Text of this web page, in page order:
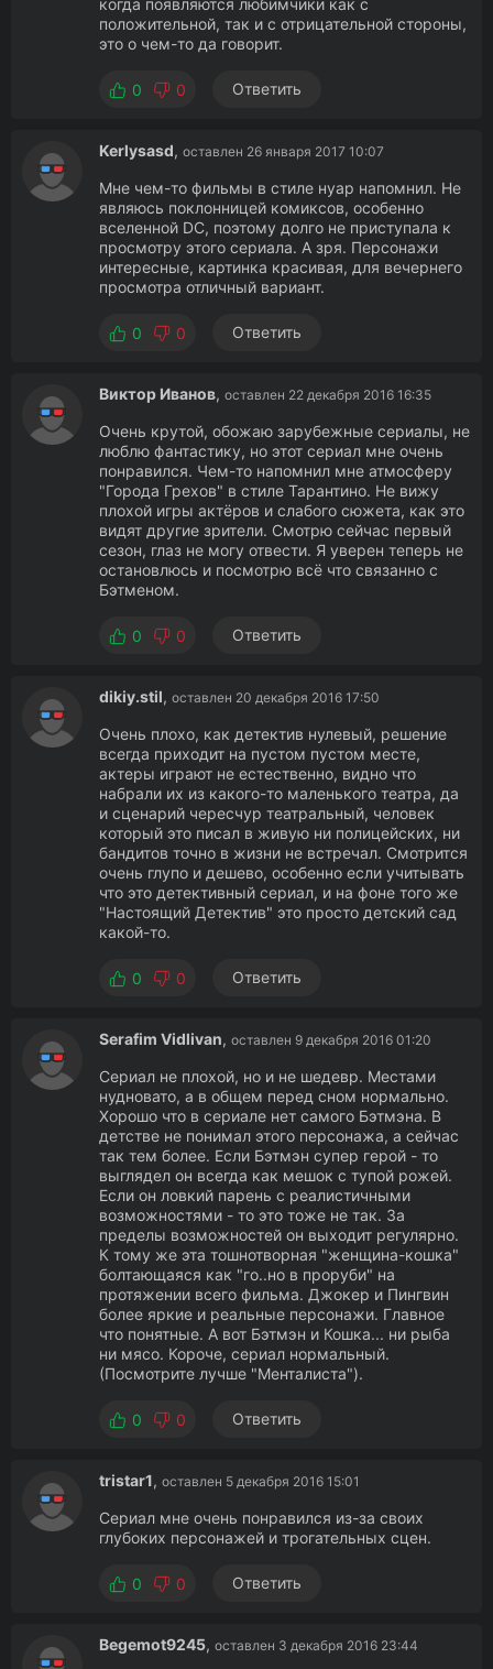
когда появляются любимчики как с
положительной, так и с отрицательной стороны,
это о чем-то да говорит.
0 0 Ответить
Kerlysasd, оставлен 26 января 2017 10:07
Мне чем-то фильмы в стиле нуар напомнил. Не
являюсь поклонницей комиксов, особенно
вселенной DC, поэтому долго не приступала к
просмотру этого сериала. А зря. Персонажи
интересные, картинка красивая, для вечернего
просмотра отличный вариант.
0 0 Ответить
Виктор Иванов, оставлен 22 декабря 2016 16:35
Очень крутой, обожаю зарубежные сериалы, не
люблю фантастику, но этот сериал мне очень
понравился. Чем-то напомнил мне атмосферу
"Города Грехов" в стиле Тарантино. Не вижу
плохой игры актёров и слабого сюжета, как это
видят другие зрители. Смотрю сейчас первый
сезон, глаз не могу отвести. Я уверен теперь не
остановлюсь и посмотрю всё что связанно с
Бэтменом.
0 0 Ответить
dikiy.stil, оставлен 20 декабря 2016 17:50
Очень плохо, как детектив нулевый, решение
всегда приходит на пустом пустом месте,
актеры играют не естественно, видно что
набрали их из какого-то маленького театра, да
и сценарий чересчур театральный, человек
который это писал в живую ни полицейских, ни
бандитов точно в жизни не встречал. Смотрится
очень глупо и дешево, особенно если учитывать
что это детективный сериал, и на фоне того же
"Настоящий Детектив" это просто детский сад
какой-то.
0 0 Ответить
Serafim Vidlivan, оставлен 9 декабря 2016 01:20
Сериал не плохой, но и не шедевр. Местами
нудновато, а в общем перед сном нормально.
Хорошо что в сериале нет самого Бэтмэна. В
детстве не понимал этого персонажа, а сейчас
так тем более. Если Бэтмэн супер герой - то
выглядел он всегда как мешок с тупой рожей.
Если он ловкий парень с реалистичными
возможностями - то это тоже не так. За
пределы возможностей он выходит регулярно.
К тому же эта тошнотворная "женщина-кошка"
болтающаяся как "го..но в проруби" на
протяжении всего фильма. Джокер и Пингвин
более яркие и реальные персонажи. Главное
что понятные. А вот Бэтмэн и Кошка... ни рыба
ни мясо. Короче, сериал нормальный.
(Посмотрите лучше "Менталиста").
0 0 Ответить
tristar1, оставлен 5 декабря 2016 15:01
Сериал мне очень понравился из-за своих
глубоких персонажей и трогательных сцен.
0 0 Ответить
Begemot9245, оставлен 3 декабря 2016 23:44